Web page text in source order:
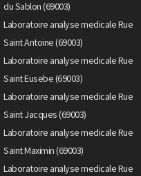
du Sablon (69003)
Laboratoire analyse medicale Rue
Saint Antoine (69003)
Laboratoire analyse medicale Rue
Saint Eusebe (69003)
Laboratoire analyse medicale Rue
Saint Jacques (69003)
Laboratoire analyse medicale Rue
Saint Maximin (69003)
Laboratoire analyse medicale Rue